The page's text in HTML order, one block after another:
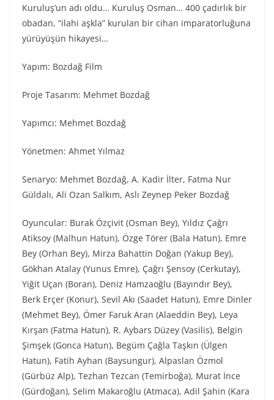
Kuruluş’un adı oldu… Kuruluş Osman… 400 çadırlık bir
obadan, “ilahi aşkla” kurulan bir cihan imparatorluğuna
yürüyüşün hikayesi…
Yapım: Bozdağ Fi̇lm
Proje Tasarım: Mehmet Bozdağ
Yapımcı: Mehmet Bozdağ
Yönetmen: Ahmet Yılmaz
Senaryo: Mehmet Bozdağ, A. Kadir İlter, Fatma Nur
Güldalı, Ali Ozan Salkım, Aslı Zeynep Peker Bozdağ
Oyuncular: Burak Özçivit (Osman Bey), Yıldız Çağrı
Atiksoy (Malhun Hatun), Özge Törer (Bala Hatun), Emre
Bey (Orhan Bey), Mirza Bahattin Doğan (Yakup Bey),
Gökhan Atalay (Yunus Emre), Çağrı Şensoy (Cerkutay),
Yiğit Uçan (Boran), Deniz Hamzaoğlu (Bayındır Bey),
Berk Erçer (Konur), Sevil Akı (Saadet Hatun), Emre Dinler
(Mehmet Bey), Ömer Faruk Aran (Alaeddin Bey), Leya
Kırşan (Fatma Hatun), R. Aybars Düzey (Vasilis), Belgin
Şimşek (Gonca Hatun), Begüm Çağla Taşkın (Ülgen
Hatun), Fatih Ayhan (Baysungur), Alpaslan Özmol
(Gürbüz Alp), Tezhan Tezcan (Temirboğa), Murat İnce
(Gürdoğan), Selim Makaroğlu (Atmaca), Adil Şahin (Kara